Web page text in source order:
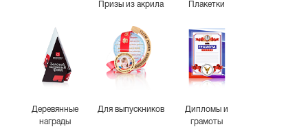
Призы из акрила Плакетки
Деревянные
награды
Для выпускников
Дипломы и
грамоты